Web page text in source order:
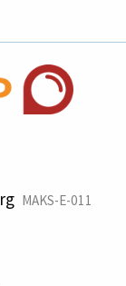
MAKS-E-011